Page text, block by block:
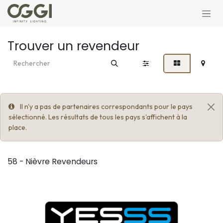
Se rendre au contenu
Trouver un revendeur
Il n'y a pas de partenaires correspondants pour le pays
sélectionné. Les résultats de tous les pays s'affichent à la
place.
58 - Nièvre Revendeurs